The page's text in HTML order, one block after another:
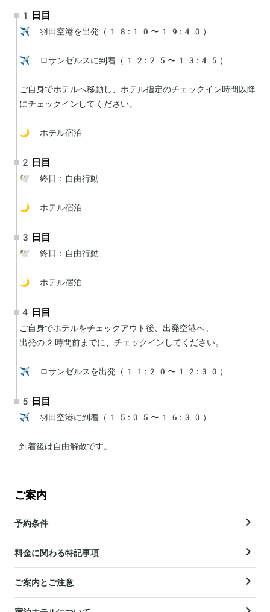
1日目
✈️ 羽田空港を出発（18:10〜19:40）
✈️ ロサンゼルスに到着（12:25〜13:45）
ご自身でホテルへ移動し、ホテル指定のチェックイン時間以降
にチェックインしてください。
🌙 ホテル宿泊
2日目
🕊 終日：自由行動
🌙 ホテル宿泊
3日目
🕊 終日：自由行動
🌙 ホテル宿泊
4日目
ご自身でホテルをチェックアウト後、出発空港へ。
出発の2時間前までに、チェックインしてください。
✈️ ロサンゼルスを出発（11:20〜12:30）
5日目
✈️ 羽田空港に到着（15:05〜16:30）
到着後は自由解散です。
ご案内
予約条件
料金に関わる特記事項
ご案内とご注意